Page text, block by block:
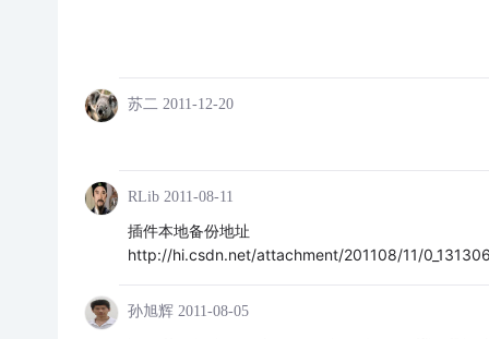
苏二 2011-12-20
RLib 2011-08-11
插件本地备份地址
http://hi.csdn.net/attachment/201108/11/
孙旭辉 2011-08-05